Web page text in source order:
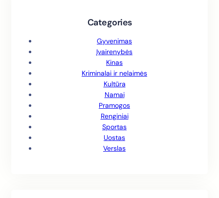
Categories
Gyvenimas
Įvairenybės
Kinas
Kriminalai ir nelaimės
Kultūra
Namai
Pramogos
Renginiai
Sportas
Uostas
Verslas